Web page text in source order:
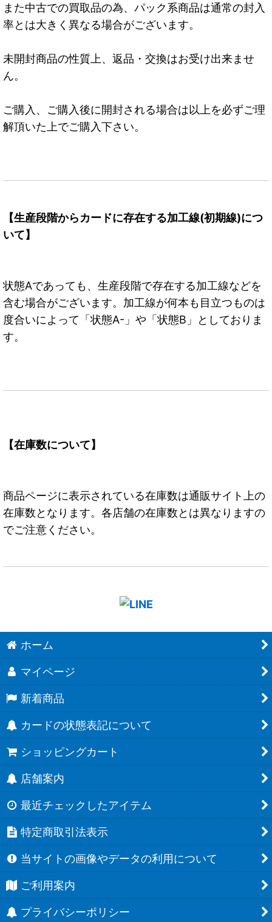
また中古での買取品の為、パック系商品は通常の封入
率とは大きく異なる場合がございます。
未開封商品の性質上、返品・交換はお受け出来ませ
ん。
ご購入、ご購入後に開封される場合は以上を必ずご理
解頂いた上でご購入下さい。
【生産段階からカードに存在する加工線(初期線)につ
いて】
状態Aであっても、生産段階で存在する加工線などを
含む場合がございます。加工線が何本も目立つものは
度合いによって「状態A-」や「状態B」としておりま
す。
【在庫数について】
商品ページに表示されている在庫数は通販サイト上の
在庫数となります。各店舗の在庫数とは異なりますの
でご注意ください。
ホーム
マイページ
新着商品
カードの状態表記について
ショッピングカート
店舗案内
最近チェックしたアイテム
特定商取引法表示
当サイトの画像やデータの利用について
ご利用案内
プライバシーポリシー